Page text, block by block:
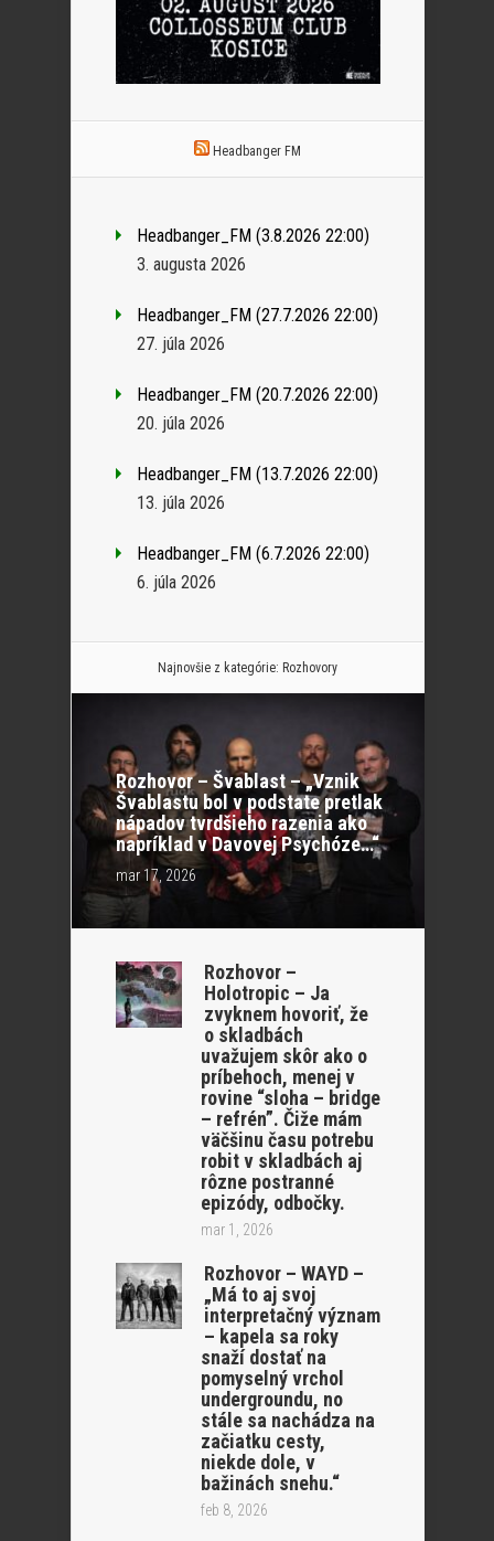
Headbanger FM
Headbanger_FM (3.8.2026 22:00)
3. augusta 2026
Headbanger_FM (27.7.2026 22:00)
27. júla 2026
Headbanger_FM (20.7.2026 22:00)
20. júla 2026
Headbanger_FM (13.7.2026 22:00)
13. júla 2026
Headbanger_FM (6.7.2026 22:00)
6. júla 2026
Najnovšie z kategórie: Rozhovory
Rozhovor – Švablast – „Vznik
Švablastu bol v podstate pretlak
nápadov tvrdšieho razenia ako
napríklad v Davovej Psychóze…“
mar 17, 2026
Rozhovor –
Holotropic – Ja
zvyknem hovoriť, že
o skladbách
uvažujem skôr ako o
príbehoch, menej v
rovine “sloha – bridge
– refrén”. Čiže mám
väčšinu času potrebu
robit v skladbách aj
rôzne postranné
epizódy, odbočky.
mar 1, 2026
Rozhovor – WAYD –
„Má to aj svoj
interpretačný význam
– kapela sa roky
snaží dostať na
pomyselný vrchol
undergroundu, no
stále sa nachádza na
začiatku cesty,
niekde dole, v
bažinách snehu.“
feb 8, 2026